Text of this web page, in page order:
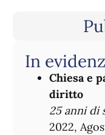
In
Chiesa e
diritto
25 anni
2022,